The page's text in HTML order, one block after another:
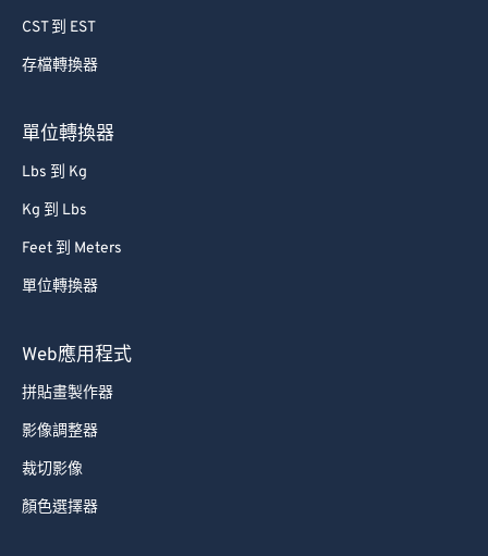
CST 到 EST
存檔轉換器
單位轉換器
Lbs 到 Kg
Kg 到 Lbs
Feet 到 Meters
單位轉換器
Web應用程式
拼貼畫製作器
影像調整器
裁切影像
顏色選擇器